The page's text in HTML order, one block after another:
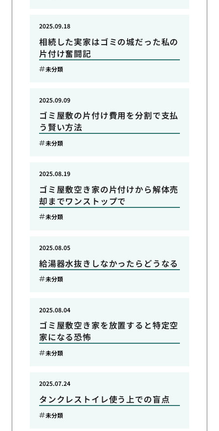
相続した実家はゴミの城だった私の
片付け奮闘記
2025.09.18
未分類
ゴミ屋敷の片付け費用を分割で支払
う賢い方法
2025.09.09
未分類
ゴミ屋敷空き家の片付けから解体売
却までワンストップで
2025.08.19
未分類
給湯器水抜きしなかったらどうなる
2025.08.05
未分類
ゴミ屋敷空き家を放置すると特定空
家になる恐怖
2025.08.04
未分類
タンクレストイレ使う上での盲点
2025.07.24
未分類